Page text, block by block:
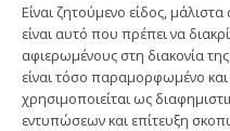
Είναι ζητούμενο είδος,
είναι αυτό που πρέπει να
αφιερωμένους στη διακονία
είναι τόσο παραμορφωμένο
χρησιμοποιείται ως
εντυπώσεων και επίτευξη